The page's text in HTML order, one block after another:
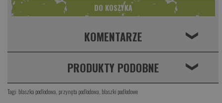
KOMENTARZE ❮
PRODUKTY PODOBNE ❮
Tagi: blaszka podlodowa przynęta podlodowa blaszki podlodowe